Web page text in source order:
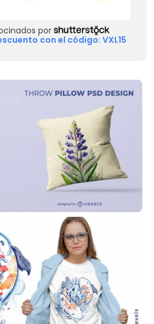
por
con el código: VXL15